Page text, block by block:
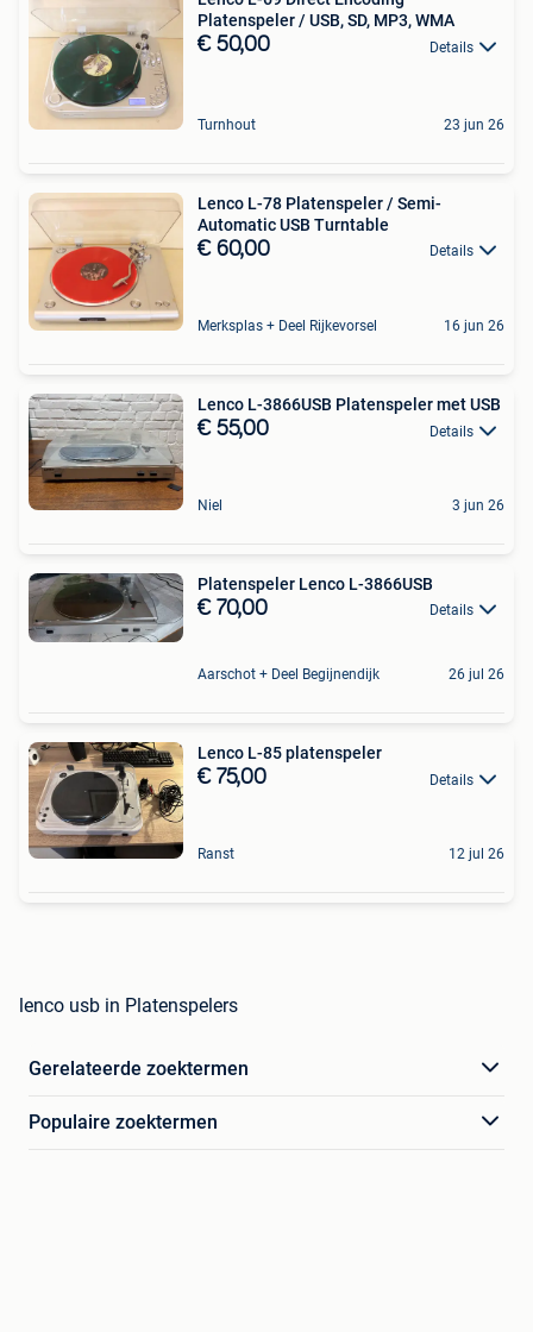
Platenspeler / USB, SD, MP3, WMA
€ 50,00 Details
Turnhout 23 jun 26
Lenco L-78 Platenspeler / Semi-
Automatic USB Turntable
€ 60,00 Details
Merksplas + Deel Rijkevorsel 16 jun 26
Lenco L-3866USB Platenspeler met USB
€ 55,00 Details
Niel 3 jun 26
Platenspeler Lenco L-3866USB
€ 70,00 Details
Aarschot + Deel Begijnendijk 26 jul 26
Lenco L-85 platenspeler
€ 75,00 Details
Ranst 12 jul 26
lenco usb in Platenspelers
Gerelateerde zoektermen
Populaire zoektermen